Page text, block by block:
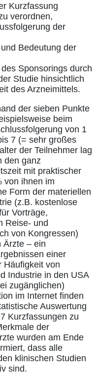
Kurzfassung
verordnen,
der
Bedeutung der
Sponsorings durch
Studie hinsichtlich
des Arzneimittels.
der sieben Punkte
beim
von 1
7 (= sehr großes
der Teilnehmer lag
den ganz
mit praktischer
von ihnen im
Form der materiellen
(z.B. kostenlose
Vorträge,
Reise- und
von Kongressen)
Ärzte – ein
einer
Häufigkeit von
Industrie in den USA
zugänglichen)
im Internet finden
Auswertung
Kurzfassungen zu
der
wurden am Ende
dass alle
klinischen Studien
sind.